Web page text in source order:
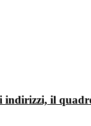
indirizzi, il